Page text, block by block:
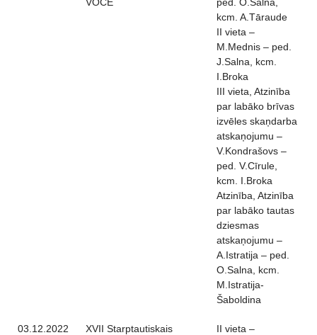
kcm. A.Tāraude
II vieta –
M.Mednis – ped.
J.Salna, kcm.
I.Broka
III vieta, Atzinība
par labāko brīvas
izvēles skaņdarba
atskaņojumu –
V.Kondrašovs –
ped. V.Cīrule,
kcm. I.Broka
Atzinība, Atzinība
par labāko tautas
dziesmas
atskaņojumu –
A.Istratija – ped.
O.Salna, kcm.
M.Istratija-
Šaboldina
03.12.2022
XVII Starptautiskais
II vieta –